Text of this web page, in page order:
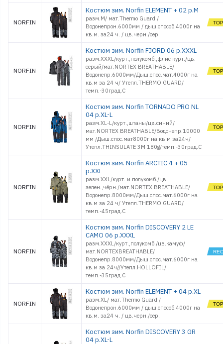
NORFIN
Костюм зим. Norfin ELEMENT + 02 р.M
разм.M/ мат.Thermo Guard /
Водонепрон.6000мм / дыш.способ.4000г на
кв.м. за24 ч. / цв.черн./сер.
NORFIN
Костюм зим. Norfin FJORD 06 р.XXXL
разм.XXXL/курт.,полукомб.,флис курт./цв.
серый/мат.NORTEX BREATHABLE/
Водонепр.6000мм/Дыш.спос.мат.4000г на
кв.м за 24 ч/ Утепл.THERMO GUARD/
темп.-30град.С
NORFIN
Костюм зим. Norfin TORNADO PRO NL
04 р.XL-L
разм.XL-L/курт.,штаны/цв.синий/
мат.NORTEX BREATHABLE/Водонепр.10000
мм /Дыш.спос.мат8000г на кв.м за24ч/
Утепл.THINSULATE 3M 180g/темп.-30град.С
NORFIN
Костюм зим. Norfin ARCTIC 4 + 05
р.XXL
разм.XXL/курт. и полукомб./цв.
зелен.,чёрн./мат.NORTEX BREATHABLE/
Водонепр.8000мм/Дыш.спос.мат.6000г на
кв.м за 24 ч/ Утепл.THERMO GUARD/
темп.-45град.С
NORFIN
Костюм зим. Norfin DISCOVERY 2 LE
CAMO 06 р.XXXL
разм.XXXL/курт.,полукомб./цв.камуф/
мат.NORTEXBREATHABLE/
Водонепр.8000мм/Дыш.спос.мат.6000г на
кв.м за 24ч//Утепл.HOLLOFIL/
темп.-35град.С
NORFIN
Костюм зим. Norfin ELEMENT + 04 р.XL
разм.XL/ мат.Thermo Guard /
Водонепрон.6000мм / дыш.способ.4000г на
кв.м. за24 ч. / цв.черн./сер.
Костюм зим. Norfin DISCOVERY 3 GR
04 р.XL-L